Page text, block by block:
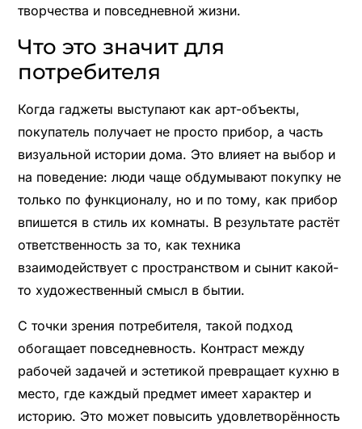
творчества и повседневной жизни.
Что это значит для
потребителя
Когда гаджеты выступают как арт-объекты,
покупатель получает не просто прибор, а часть
визуальной истории дома. Это влияет на выбор и
на поведение: люди чаще обдумывают покупку не
только по функционалу, но и по тому, как прибор
впишется в стиль их комнаты. В результате растёт
ответственность за то, как техника
взаимодействует с пространством и сынит какой-
то художественный смысл в бытии.
С точки зрения потребителя, такой подход
обогащает повседневность. Контраст между
рабочей задачей и эстетикой превращает кухню в
место, где каждый предмет имеет характер и
историю. Это может повысить удовлетворённость